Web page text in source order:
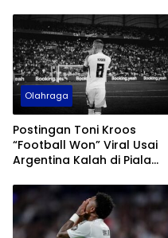
Olahraga
Postingan Toni Kroos
“Football Won” Viral Usai
Argentina Kalah di Piala